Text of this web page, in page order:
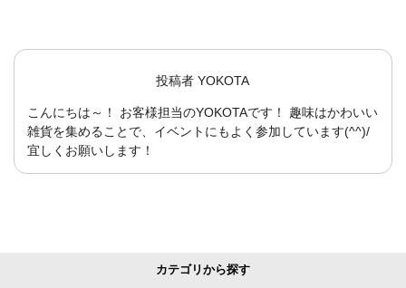
投稿者 YOKOTA
こんにちは～！ お客様担当のYOKOTAです！ 趣味はかわいい
雑貨を集めることで、イベントにもよく参加しています(^^)/
宜しくお願いします！
カテゴリから探す